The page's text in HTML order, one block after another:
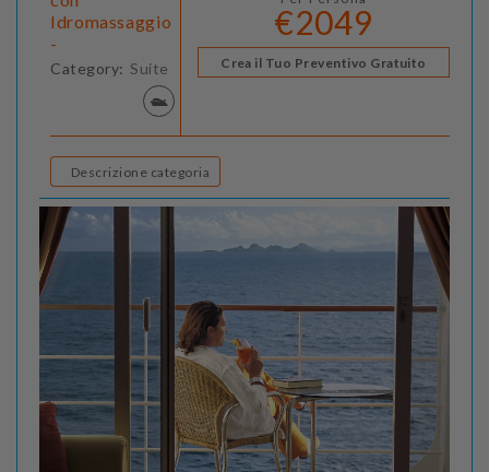
Idromassaggio
-
Category: Suite
€2049
Crea il Tuo Preventivo Gratuito
Descrizione categoria